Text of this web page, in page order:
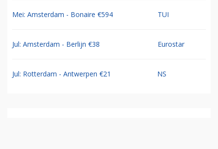
Mei: Amsterdam - Bonaire €594 TUI
Jul: Amsterdam - Berlijn €38 Eurostar
Jul: Rotterdam - Antwerpen €21 NS